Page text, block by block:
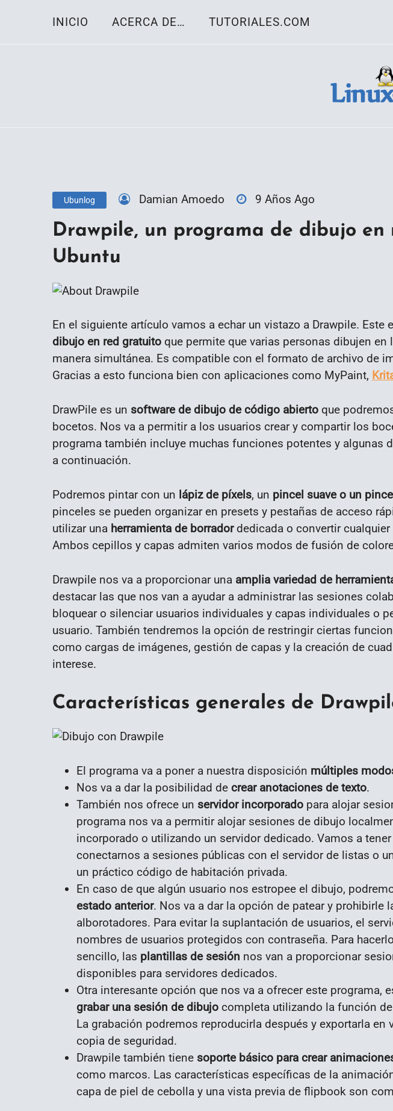
INICIO ACERCA DE… TUTORIALES.COM
Ubunlog Damian Amoedo 9 Años Ago
Drawpile, un programa de dibujo en
Ubuntu
En el siguiente artículo vamos a echar un vistazo a Drawpile. Este
dibujo en red gratuito que permite que varias personas dibujen
manera simultánea. Es compatible con el formato de archivo de
Gracias a esto funciona bien con aplicaciones como MyPaint,
DrawPile es un software de dibujo de código abierto que
bocetos. Nos va a permitir a los usuarios crear y compartir los
programa también incluye muchas funciones potentes y algunas
a continuación.
Podremos pintar con un lápiz de píxels, un pincel suave o un
pinceles se pueden organizar en presets y pestañas de acceso
utilizar una herramienta de borradordedicada o convertir cualquier
Ambos cepillos y capas admiten varios modos de fusión de
Drawpile nos va a proporcionar una amplia variedad de
destacar las que nos van a ayudar a administrar las sesiones
bloquear o silenciar usuarios individuales y capas individuales o
usuario. También tendremos la opción de restringir ciertas
como cargas de imágenes, gestión de capas y la creación de
interese.
Características generales de
El programa va a poner a nuestra disposición múltiples
Nos va a dar la posibilidad de crear anotaciones de texto.
También nos ofrece un servidor incorporado para alojar
programa nos va a permitir alojar sesiones de dibujo
incorporado o utilizando un servidor dedicado. Vamos a
conectarnos a sesiones públicas con el servidor de listas o
un práctico código de habitación privada.
En caso de que algún usuario nos estropee el dibujo,
estado anterior. Nos va a dar la opción de patear y prohibirle
alborotadores. Para evitar la suplantación de usuarios, el
nombres de usuarios protegidos con contraseña. Para
sencillo, las plantillas de sesión nos van a proporcionar
disponibles para servidores dedicados.
Otra interesante opción que nos va a ofrecer este programa,
grabar una sesión de dibujo completa utilizando la función
La grabación podremos reproducirla después y exportarla en
copia de seguridad.
Drawpile también tiene soporte básico para crear
como marcos. Las características específicas de la
capa de piel de cebolla y una vista previa de flipbook son